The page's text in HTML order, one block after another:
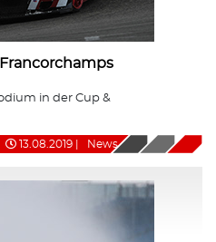
in der Cup &
13.08.2019 News